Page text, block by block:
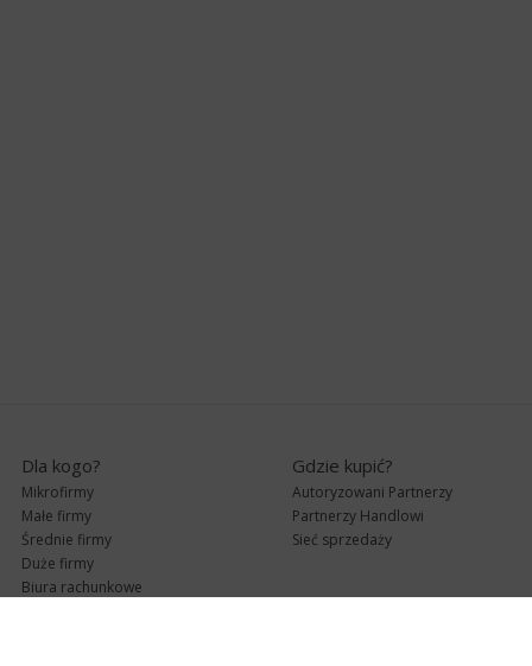
Dla kogo?
Mikrofirmy
Małe firmy
Średnie firmy
Duże firmy
Biura rachunkowe
Gdzie kupić?
Autoryzowani Partnerzy
Partnerzy Handlowi
Sieć sprzedaży